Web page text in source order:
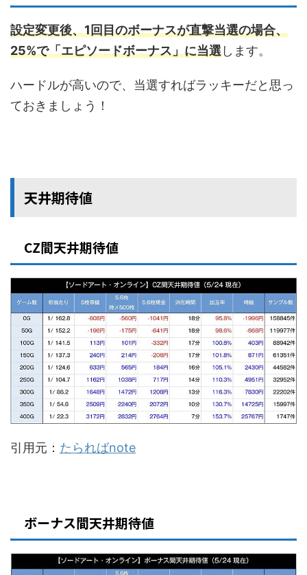
設定変更後、1回目のボーナスが直撃当選の場合、
25%で「エピソードボーナス」に当選します。
ハードルが高いので、当選すればラッキーだと思っ
ておきましょう！
天井期待値
CZ間天井期待値
引用元： たらればnote
ボーナス間天井期待値